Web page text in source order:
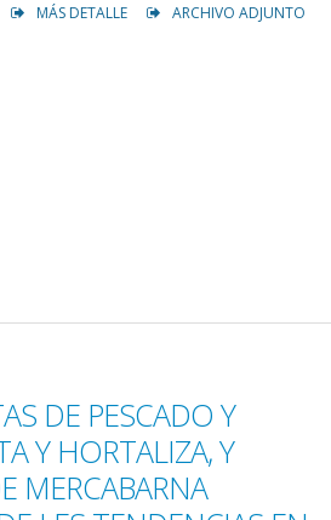
MÁS DETALLE ARCHIVO ADJUNTO
DE PESCADO Y
Y HORTALIZA, Y
MERCABARNA